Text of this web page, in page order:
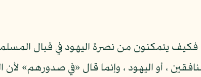
يتمكنون من نصرة اليهود في قبال
، أو اليهود ، وإنما قال «في صدورهم»